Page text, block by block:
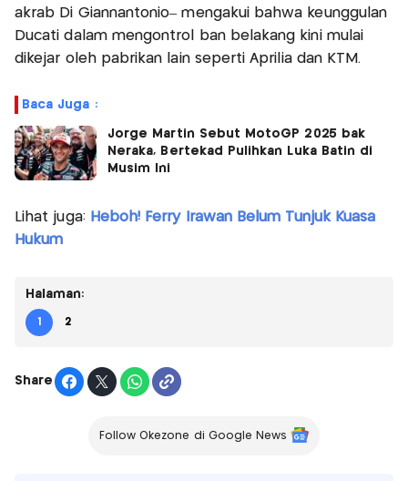
akrab Di Giannantonio– mengakui bahwa keunggulan
Ducati dalam mengontrol ban belakang kini mulai
dikejar oleh pabrikan lain seperti Aprilia dan KTM.
Baca Juga :
Jorge Martin Sebut MotoGP 2025 bak
Neraka, Bertekad Pulihkan Luka Batin di
Musim Ini
Lihat juga: Heboh! Ferry Irawan Belum Tunjuk Kuasa
Hukum
Halaman:
1 2
Share
Follow Okezone di Google News